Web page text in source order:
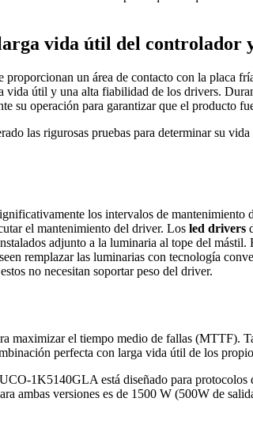
vida útil del controlador
un área de contacto con la placa
útil y una alta fiabilidad de los drivers.
su operación para garantizar que el producto
las rigurosas pruebas para determinar su
los intervalos de
el mantenimiento del driver. Los led drivers
adjunto a la luminaria al tope del
remplazar las luminarias con tecnología
no necesitan soportar peso del driver.
maximizar el tiempo medio de fallas (MTTF).
perfecta con larga vida útil de los
1K5140GLA está diseñado para
versiones es de 1500 W (500W de